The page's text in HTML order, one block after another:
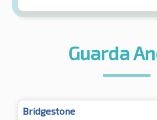
Guarda
Bridgestone